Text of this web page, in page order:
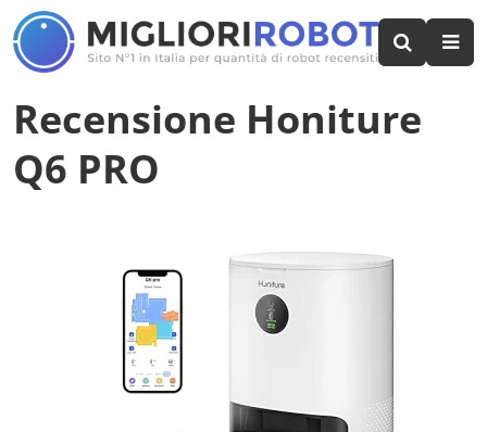
Recensione Honiture
Q6 PRO